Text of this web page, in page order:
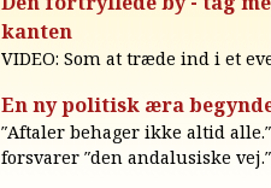
kanten
VIDEO: Som at træde ind i et
En ny politisk æra
″Aftaler behager ikke altid
forsvarer ″den andalusiske vej.″